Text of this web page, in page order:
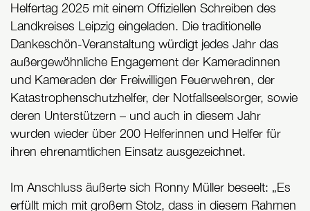
Helfertag 2025 mit einem Offiziellen Schreiben des
Landkreises Leipzig eingeladen. Die traditionelle
Dankeschön-Veranstaltung würdigt jedes Jahr das
außergewöhnliche Engagement der Kameradinnen
und Kameraden der Freiwilligen Feuerwehren, der
Katastrophenschutzhelfer, der Notfallseelsorger, sowie
deren Unterstützern – und auch in diesem Jahr
wurden wieder über 200 Helferinnen und Helfer für
ihren ehrenamtlichen Einsatz ausgezeichnet.
Im Anschluss äußerte sich Ronny Müller beseelt: „Es
erfüllt mich mit großem Stolz, dass in diesem Rahmen